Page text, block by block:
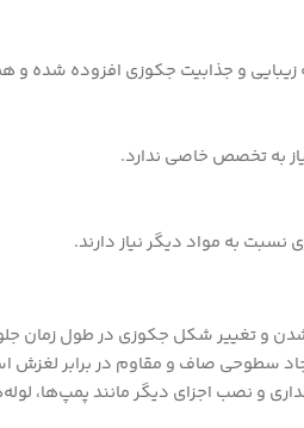
و جذابیت جکوزی افزوده شده و
به تخصص خاصی ندارد.
به مواد دیگر نیاز دارند.
و تغییر شکل جکوزی در طول زمان
سطوحی صاف و مقاوم در برابر
و نصب اجزای دیگر مانند پمپ‌ها،